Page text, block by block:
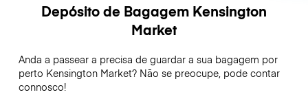
Depósito de Bagagem Kensington
Market
Anda a passear a precisa de guardar a sua bagagem por
perto Kensington Market? Não se preocupe, pode contar
connosco!